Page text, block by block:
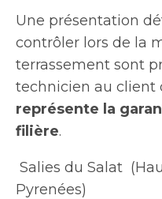
Une présentation
contrôler lors de la
terrassement sont
technicien au client
représente la
filière.
Salies du Salat
Pyrenées)